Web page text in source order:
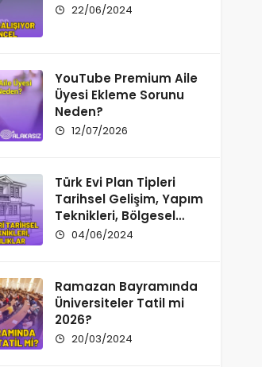
22/06/2024
YouTube Premium Aile
Üyesi Ekleme Sorunu
Neden?
12/07/2026
Türk Evi Plan Tipleri
Tarihsel Gelişim, Yapım
Teknikleri, Bölgesel
Farklılıklar
04/06/2024
Ramazan Bayramında
Üniversiteler Tatil mi
2026?
20/03/2024